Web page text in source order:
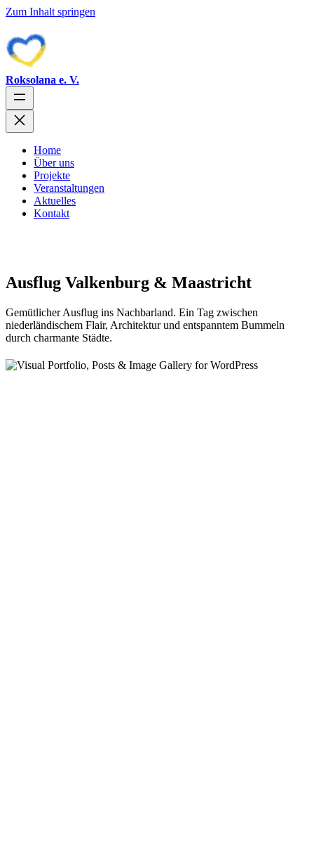
Zum Inhalt springen
Roksolana e. V.
Home
Über uns
Projekte
Veranstaltungen
Aktuelles
Kontakt
Ausflug Valkenburg & Maastricht
Gemütlicher Ausflug ins Nachbarland. Ein Tag zwischen
niederländischem Flair, Architektur und entspanntem Bummeln
durch charmante Städte.